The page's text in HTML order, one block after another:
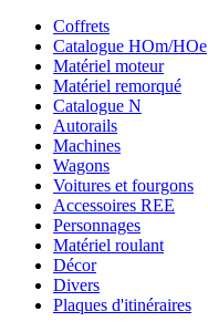
Coffrets
Catalogue HOm/HOe
Matériel moteur
Matériel remorqué
Catalogue N
Autorails
Machines
Wagons
Voitures et fourgons
Accessoires REE
Personnages
Matériel roulant
Décor
Divers
Plaques d'itinéraires